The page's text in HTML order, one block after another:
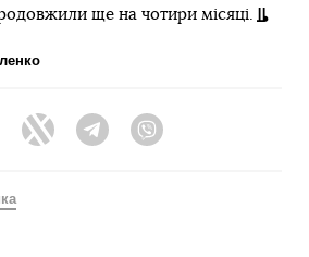
ще на чотири місяці.
FacebookTwitter Telegram